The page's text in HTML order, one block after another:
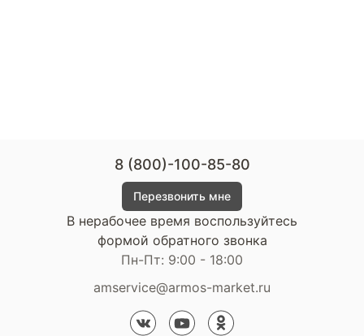
8 (800)-100-85-80
Перезвонить мне
В нерабочее время воспользуйтесь
формой обратного звонка
Пн-Пт: 9:00 - 18:00
amservice@armos-market.ru